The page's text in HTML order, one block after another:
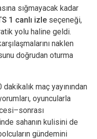
sığmayacak kadar
1 canlı izle seçeneği,
yolu haline geldi.
naklen
doğrudan oturma
maç yayınından
oyuncularla
sahanın kulisini de
gündemini